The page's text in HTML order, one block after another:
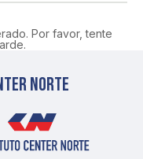
Por favor, tente
norte